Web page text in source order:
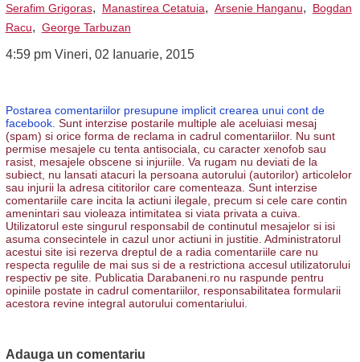
Serafim Grigoras, Manastirea Cetatuia, Arsenie Hanganu,
Bogdan
Racu, George Tarbuzan
4:59 pm Vineri, 02 Ianuarie, 2015
Postarea comentariilor presupune implicit crearea unui cont de
facebook. Sunt interzise postarile multiple ale aceluiasi mesaj
(spam) si orice forma de reclama in cadrul comentariilor. Nu sunt
permise mesajele cu tenta antisociala, cu caracter xenofob sau
rasist, mesajele obscene si injuriile. Va rugam nu deviati de la
subiect, nu lansati atacuri la persoana autorului (autorilor) articolelor
sau injurii la adresa cititorilor care comenteaza. Sunt interzise
comentariile care incita la actiuni ilegale, precum si cele care contin
amenintari sau violeaza intimitatea si viata privata a cuiva.
Utilizatorul este singurul responsabil de continutul mesajelor si isi
asuma consecintele in cazul unor actiuni in justitie. Administratorul
acestui site isi rezerva dreptul de a radia comentariile care nu
respecta regulile de mai sus si de a restrictiona accesul utilizatorului
respectiv pe site. Publicatia Darabaneni.ro nu raspunde pentru
opiniile postate in cadrul comentariilor, responsabilitatea formularii
acestora revine integral autorului comentariului.
Adauga un comentariu